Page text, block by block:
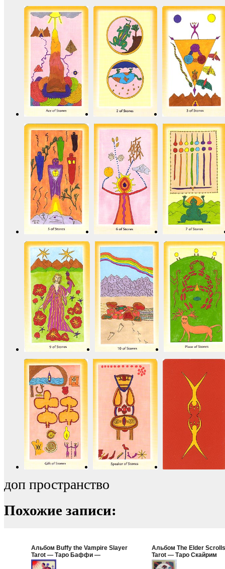
доп пространство
Похожие записи:
Альбом Buffy the Vampire Slayer
Tarot — Таро Баффи —
Истребительница Вампиров
Альбом The Elder
Tarot — Таро Скайрим